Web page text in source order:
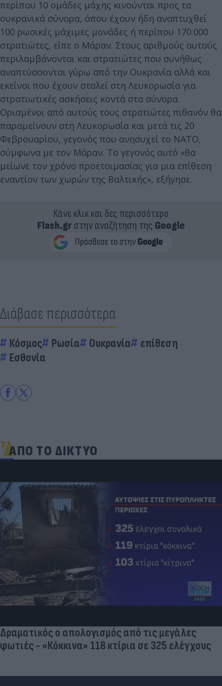
περίπου 10 ομάδες μάχης κινούνται προς τα
ουκρανικά σύνορα, όπου έχουν ήδη αναπτυχθεί
100 ρωσικές μάχιμες μονάδες ή περίπου 170.000
στρατιώτες, είπε ο Μάραν. Στους αριθμούς αυτούς
περιλαμβάνονται και στρατιώτες που συνήθως
αναπτύσσονται γύρω από την Ουκρανία αλλά και
εκείνοι που έχουν σταλεί στη Λευκορωσία για
στρατιωτικές ασκήσεις κοντά στα σύνορα.
Ορισμένοι από αυτούς τους στρατιώτες πιθανόν θα
παραμείνουν στη Λευκορωσία και μετά τις 20
Φεβρουαρίου, γεγονός που ανησυχεί το ΝΑΤΟ,
σύμφωνα με τον Μάραν. Το γεγονός αυτό «θα
μείωνε τον χρόνο προετοιμασίας για μια επίθεση
εναντίον των χωρών της Βαλτικής», εξήγησε.
Κάνε κλικ και δες περισσότερο
Flash.grστην αναζήτηση της Google
Διάβασε περισσότερα
Κόσμος Ρωσία Ουκρανία
επίθεση
Εσθονία
ΑΠΟ ΤΟ ΔΙΚΤΥΟ
Δραματικός ο απολογισμός από τις μεγάλες
φωτιές - «Κόκκινα» 118 κτίρια σε 325 ελέγχους